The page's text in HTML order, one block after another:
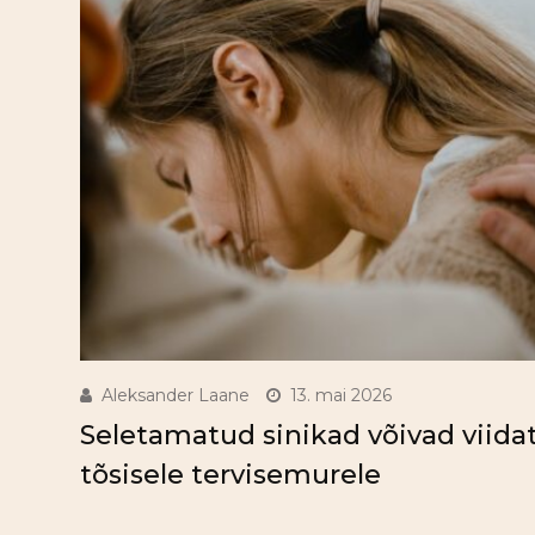
Aleksander Laane 13. mai 2026
Seletamatud sinikad võivad
tõsisele tervisemurele